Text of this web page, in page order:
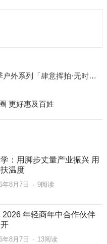
WILLIAM FOX威廉福克斯2024春季户外系列「肆意挥拍·无时不欢」
更好惠及百姓
：用脚步丈量产业振兴 用
温度
年8月7日 · 9阅读
2026 年轻商年中合作伙伴
年8月7日 · 13阅读